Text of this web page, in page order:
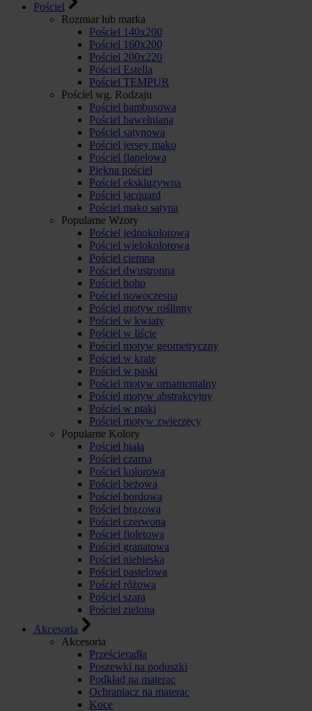
Pościel
Rozmiar lub marka
Pościel 140x200
Pościel 160x200
Pościel 200x220
Pościel Estella
Pościel TEMPUR
Pościel wg. Rodzaju
Pościel bambusowa
Pościel bawełniana
Pościel satynowa
Pościel jersey mako
Pościel flanelowa
Piękna pościel
Pościel ekskluzywna
Pościel jacquard
Pościel mako satyna
Popularne Wzory
Pościel jednokolorowa
Pościel wielokolorowa
Pościel ciemna
Pościel dwustronna
Pościel boho
Pościel nowoczesna
Pościel motyw roślinny
Pościel w kwiaty
Pościel w liście
Pościel motyw geometryczny
Pościel w kratę
Pościel w paski
Pościel motyw ornamentalny
Pościel motyw abstrakcyjny
Pościel w ptaki
Pościel motyw zwierzęcy
Popularne Kolory
Pościel biała
Pościel czarna
Pościel kolorowa
Pościel beżowa
Pościel bordowa
Pościel brązowa
Pościel czerwona
Pościel fioletowa
Pościel granatowa
Pościel niebieska
Pościel pastelowa
Pościel różowa
Pościel szara
Pościel zielona
Akcesoria
Akcesoria
Prześcieradła
Poszewki na poduszki
Podkład na materac
Ochraniacz na materac
Koce